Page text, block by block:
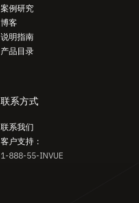
案例研究
博客
说明指南
产品目录
联系方式
联系我们
客户支持：
1-888-55-INVUE